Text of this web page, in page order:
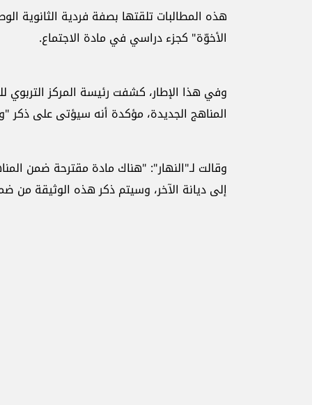
هذه المطالبات تلقتها بصفة فردية الثانوية
الأخوّة" كجزء دراسي في مادة الاجتماع.
وفي هذا الإطار، كشفت رئيسة المركز التربوي
المناهج الجديدة، مؤكدة أنه سيؤتى على ذكر
وقالت لـ"النهار": "هناك مادة مقترحة ضمن
إلى ديانة الآخر، وسيتم ذكر هذه الوثيقة من